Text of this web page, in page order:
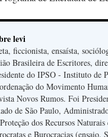
levi
ficcionista, ensaísta,
Brasileira de Escritores,
do IPSO - Instituto de
do Movimento
Novos Rumos. Foi
de São Paulo,
dos Recursos
e Burocracias (ensaio,